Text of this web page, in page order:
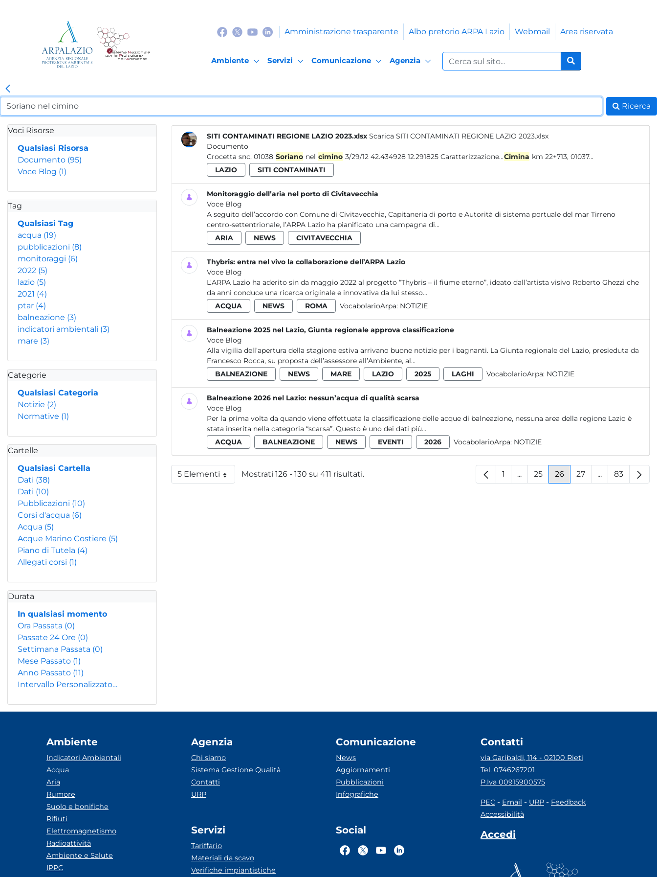
Amministrazione trasparente Albo pretorio ARPA Lazio Webmail Area riservata
Ambiente Servizi Comunicazione Agenzia
Cerca nel sito:
Cerca
Ricerca
Voci Risorse
Qualsiasi Risorsa
Documento (95)
Voce Blog (1)
Tag
Qualsiasi Tag
acqua (19)
pubblicazioni (8)
monitoraggi (6)
2022 (5)
lazio (5)
2021 (4)
ptar (4)
balneazione (3)
indicatori ambientali (3)
mare (3)
Categorie
Qualsiasi Categoria
Notizie (2)
Normative (1)
Cartelle
Qualsiasi Cartella
Dati (38)
Dati (10)
Pubblicazioni (10)
Corsi d'acqua (6)
Acqua (5)
Acque Marino Costiere (5)
Piano di Tutela (4)
Allegati corsi (1)
Durata
In qualsiasi momento
Ora Passata (0)
Passate 24 Ore (0)
Settimana Passata (0)
Mese Passato (1)
Anno Passato (11)
Intervallo Personalizzato…
SITI CONTAMINATI REGIONE LAZIO 2023.xlsx Scarica SITI CONTAMINATI REGIONE LAZIO 2023.xlsx
Documento
Crocetta snc, 01038 Soriano nel cimino 3/29/12 42.434928 12.291825 Caratterizzazione...Cimina km 22+713, 01037...
LAZIO
SITI CONTAMINATI
Monitoraggio dell’aria nel porto di Civitavecchia
Voce Blog
A seguito dell’accordo con Comune di Civitavecchia, Capitaneria di porto e Autorità di sistema portuale del mar Tirreno
centro-settentrionale, l’ARPA Lazio ha pianificato una campagna di...
ARIA
NEWS CIVITAVECCHIA
Thybris: entra nel vivo la collaborazione dell’ARPA Lazio
Voce Blog
L’ARPA Lazio ha aderito sin da maggio 2022 al progetto “Thybris – il fiume eterno”, ideato dall’artista visivo Roberto Ghezzi che
da anni conduce una ricerca originale e innovativa da lui stesso...
ACQUA
NEWS ROMA VocabolarioArpa: NOTIZIE
Balneazione 2025 nel Lazio, Giunta regionale approva classificazione
Voce Blog
Alla vigilia dell’apertura della stagione estiva arrivano buone notizie per i bagnanti. La Giunta regionale del Lazio, presieduta da
Francesco Rocca, su proposta dell’assessore all’Ambiente, al...
BALNEAZIONE
NEWS MARE LAZIO 2025 LAGHI VocabolarioArpa: NOTIZIE
Balneazione 2026 nel Lazio: nessun’acqua di qualità scarsa
Voce Blog
Per la prima volta da quando viene effettuata la classificazione delle acque di balneazione, nessuna area della regione Lazio è
stata inserita nella categoria “scarsa”. Questo è uno dei dati più...
ACQUA
BALNEAZIONE NEWS EVENTI 2026 VocabolarioArpa: NOTIZIE
5 ElementiPer paginaMostrati 126 - 130 su 411 risultati. Pagina
1 ...Pagine intermedie
Pagina
25 Pagina
26 Pagina
27 ...PaginePagina
83
Ambiente
Indicatori Ambientali
Acqua
Aria
Rumore
Suolo e bonifiche
Rifiuti
Elettromagnetismo
Radioattività
Ambiente e Salute
IPPC
Agenzia
Chi siamo
Sistema Gestione Qualità
Contatti
URP
Servizi
Tariffario
Materiali da scavo
Verifiche impiantistiche
Comunicazione
News
Aggiornamenti
Pubblicazioni
Infografiche
Social
Contatti
via Garibaldi, 114 - 02100 Rieti
Tel. 0746267201
P.Iva 00915900575
PEC - Email - URP - Feedback
Accessibilità
Accedi